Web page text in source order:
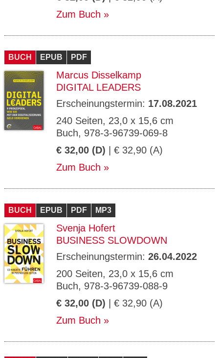
Zum Buch
BUCH EPUB PDF
Marcus Disselkamp
DIGITAL LEADERS
Erscheinungstermin: 17.08.2021
240 Seiten, 23,0 x 15,6 cm
Buch, 978-3-96739-069-8
€ 32,00 (D) | € 32,90 (A)
Zum Buch
BUCH EPUB PDF MP3
Svenja Hofert
BUSINESS SLOWDOWN
Erscheinungstermin: 26.04.2022
200 Seiten, 23,0 x 15,6 cm
Buch, 978-3-96739-088-9
€ 32,00 (D) | € 32,90 (A)
Zum Buch